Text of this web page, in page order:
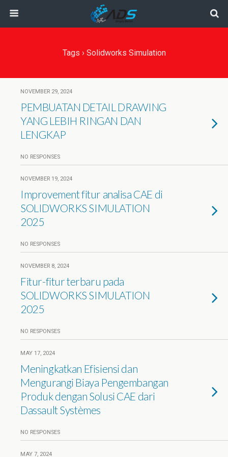
Tags › Solidworks Simulation
NOVEMBER 29, 2024
PEMBUATAN DETAIL DRAWING
YANG LEBIH RINGAN DAN
LENGKAP
NO RESPONSES
NOVEMBER 19, 2024
Improvement fitur analisa CAE di
SOLIDWORKS SIMULATION
2025
NO RESPONSES
NOVEMBER 8, 2024
Fitur-fitur terbaru pada
SOLIDWORKS SIMULATION
2025
NO RESPONSES
MAY 17, 2024
Meningkatkan Efisiensi dan
Mengurangi Biaya Pengembangan
Produk dengan Solusi CAE dari
Dassault Systèmes
NO RESPONSES
MAY 7, 2024